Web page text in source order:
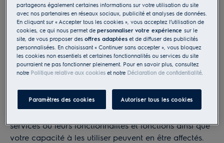
auprès de nos prestataires de services tiers,
fournisseurs et partenaires ;
auprès des sources publiques disponibles ;
auprès des média sociaux, ex : Facebook si vous
choisissez d'utiliser Facebook pour faciliter la
connexion à nos sites web / applications.
Vous pouvez décider de ne pas nous communiquer
certaines catégories de données. Dans ce cas, notre
services ou leurs fonctionnalités et fonctions ainsi que
votre capacité à les utiliser peuvent en être affectés.
partageons également certaines informations sur votre utilisation du site
avec nos partenaires en réseaux sociaux, publicité et analyses de données.
En cliquant sur « Accepter tous les cookies », vous acceptez l’utilisation de
cookies, ce qui nous permet depersonnaliser votre expériencesur le
site, de vous proposer desoffres adaptées et de diffuser des publicités
personnalisées. En choisissant « Continuer sans accepter », vous bloquez
les cookies non essentiels et certaines fonctionnalités ou services du site
pourraient ne pas fonctionner pleinement. Pour en savoir plus, consultez
notre Politique relative aux cookies et notre Déclaration de confidentialité.
Paramètres des cookies Autoriser tous les cookies